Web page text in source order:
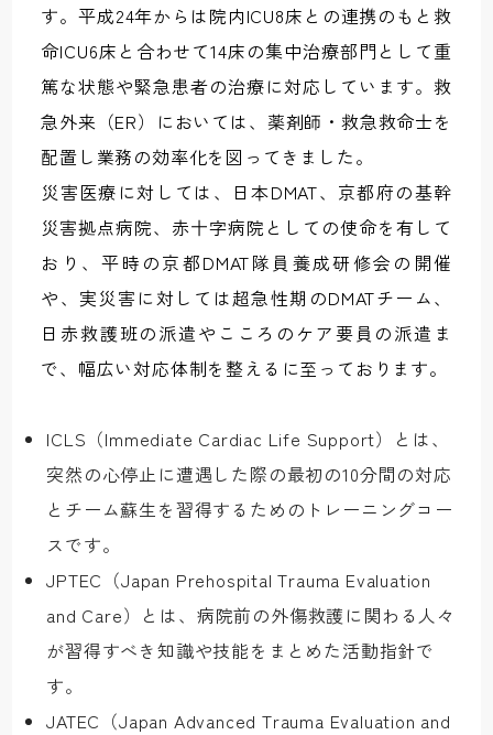
す。平成24年からは院内ICU8床との連携のもと救
命ICU6床と合わせて14床の集中治療部門として重
篤な状態や緊急患者の治療に対応しています。救
急外来（ER）においては、薬剤師・救急救命士を
配置し業務の効率化を図ってきました。
災害医療に対しては、日本DMAT、京都府の基幹
災害拠点病院、赤十字病院としての使命を有して
おり、平時の京都DMAT隊員養成研修会の開催
や、実災害に対しては超急性期のDMATチーム、
日赤救護班の派遣やこころのケア要員の派遣ま
で、幅広い対応体制を整えるに至っております。
ICLS（Immediate Cardiac Life Support）とは、
突然の心停止に遭遇した際の最初の10分間の対応
とチーム蘇生を習得するためのトレーニングコー
スです。
JPTEC（Japan Prehospital Trauma Evaluation
and Care）とは、病院前の外傷救護に関わる人々
が習得すべき知識や技能をまとめた活動指針で
す。
JATEC（Japan Advanced Trauma Evaluation and